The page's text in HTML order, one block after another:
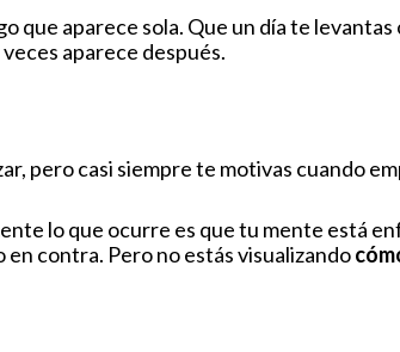
que aparece sola. Que un día te
aparece después.
pero casi siempre te motivas cuando
lo que ocurre es que tu mente está
en contra. Pero no estás visualizando